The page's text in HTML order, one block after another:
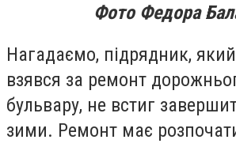
Фото Федора
Нагадаємо, підрядник,
взявся за ремонт
бульвару, не встиг
зими. Ремонт має